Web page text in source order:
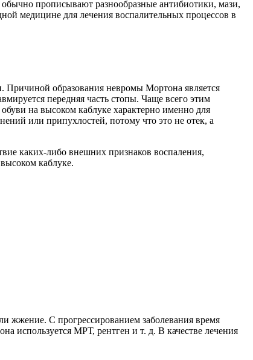
прописывают разнообразные антибиотики, мази,
медицине для лечения воспалительных процессов в
. Причиной образования невромы Мортона является
передняя часть стопы. Чаще всего этим
на высоком каблуке характерно именно для
или припухлостей, потому что это не отек, а
каких-либо внешних признаков воспаления,
каблуке.
жжение. С прогрессированием заболевания время
используется МРТ, рентген и т. д. В качестве лечения